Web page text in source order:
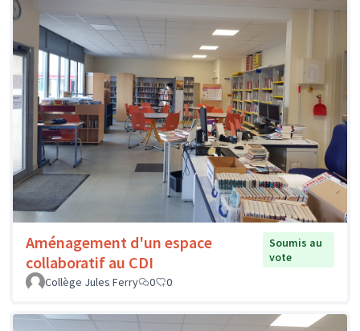
Aménagement d'un espace
collaboratif au CDI
Soumis au
vote
Collège Jules Ferry
0 0